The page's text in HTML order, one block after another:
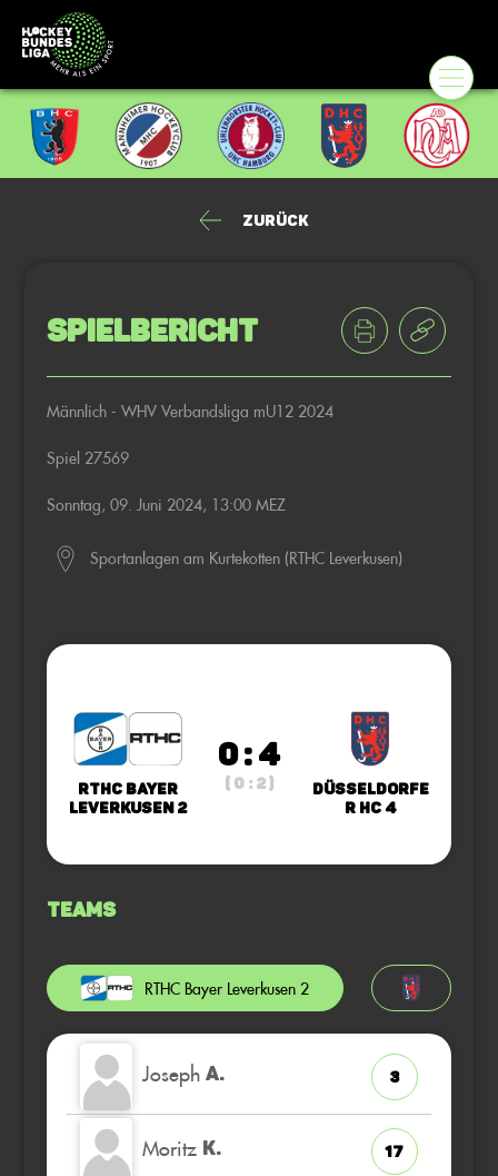
Zurück
Spielbericht
Männlich - WHV Verbandsliga mU12 2024
Spiel 27569
Sonntag, 09. Juni 2024, 13:00 MEZ
Sportanlagen am Kurtekotten (RTHC Leverkusen)
RTHC Bayer
Leverkusen 2
0 : 4
( 0 : 2 )
Düsseldorfe
r HC 4
Teams
RTHC Bayer Leverkusen 2
Joseph A. 3
Moritz K. 17